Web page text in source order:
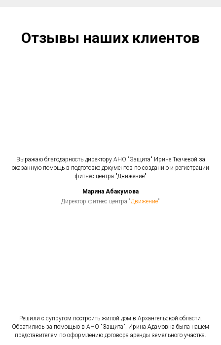
Отзывы наших клиентов
Выражаю благодарность директору АНО "Защита" Ирине Ткачевой за
оказанную помощь в подготовке документов по созданию и регистрации
фитнес центра "Движение"
Марина Абакумова
Директор фитнес центра "Движение"
Решили с супругом построить жилой дом в Архангельской области.
Обратились за помощью в АНО "Защита". Ирина Адамовна была нашем
представителем по оформлению договора аренды земельного участка.